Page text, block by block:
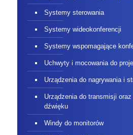
Systemy sterowania
Systemy wideokonferencji
Systemy wspomagające
Uchwyty i mocowania do
Urządzenia do nagrywania i
Urządzenia do transmisji oraz
dźwięku
Windy do monitorów